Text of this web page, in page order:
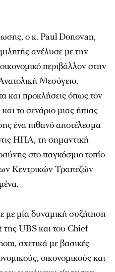
ο κ. Paul Donovan,
ανέλυσε με την
περιβάλλον στην
Μεσόγειο,
και προκλήσεις όπως τον
το σενάριο μιας ήπιας
ένα πιθανό αποτέλεσμα
ΗΠΑ, τη σημαντική
στο παγκόσμιο τοπίο
Κεντρικών Τραπεζών
μία δυναμική συζήτηση
UBS και του Chief
σχετικά με βασικές
οικονομικούς και